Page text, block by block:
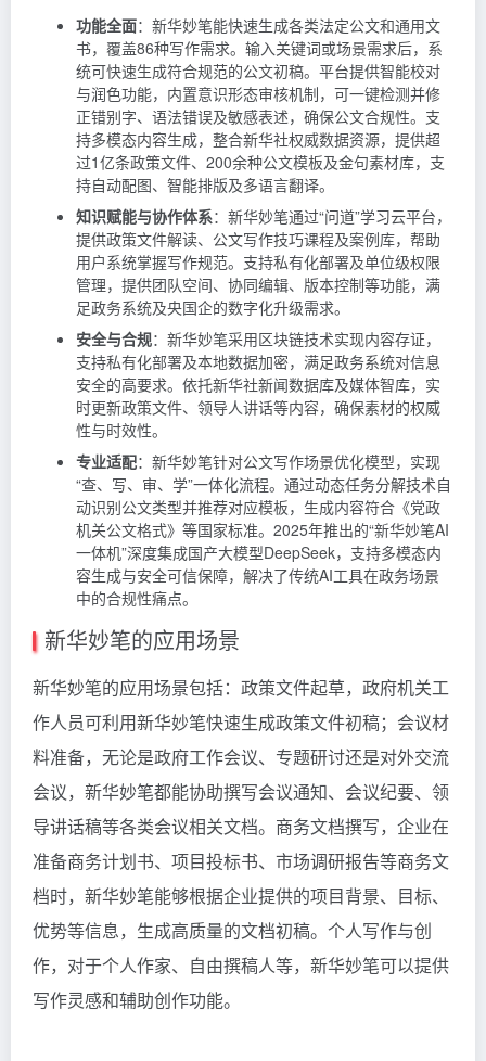
功能全面：新华妙笔能快速生成各类法定公文和通用文
书，覆盖86种写作需求。输入关键词或场景需求后，系
统可快速生成符合规范的公文初稿。平台提供智能校对
与润色功能，内置意识形态审核机制，可一键检测并修
正错别字、语法错误及敏感表述，确保公文合规性。支
持多模态内容生成，整合新华社权威数据资源，提供超
过1亿条政策文件、200余种公文模板及金句素材库，支
持自动配图、智能排版及多语言翻译。
知识赋能与协作体系：新华妙笔通过“问道”学习云平台，
提供政策文件解读、公文写作技巧课程及案例库，帮助
用户系统掌握写作规范。支持私有化部署及单位级权限
管理，提供团队空间、协同编辑、版本控制等功能，满
足政务系统及央国企的数字化升级需求。
安全与合规：新华妙笔采用区块链技术实现内容存证，
支持私有化部署及本地数据加密，满足政务系统对信息
安全的高要求。依托新华社新闻数据库及媒体智库，实
时更新政策文件、领导人讲话等内容，确保素材的权威
性与时效性。
专业适配：新华妙笔针对公文写作场景优化模型，实现
“查、写、审、学”一体化流程。通过动态任务分解技术自
动识别公文类型并推荐对应模板，生成内容符合《党政
机关公文格式》等国家标准。2025年推出的“新华妙笔AI
一体机”深度集成国产大模型DeepSeek，支持多模态内
容生成与安全可信保障，解决了传统AI工具在政务场景
中的合规性痛点。
新华妙笔的应用场景
新华妙笔的应用场景包括：政策文件起草，政府机关工
作人员可利用新华妙笔快速生成政策文件初稿；会议材
料准备，无论是政府工作会议、专题研讨还是对外交流
会议，新华妙笔都能协助撰写会议通知、会议纪要、领
导讲话稿等各类会议相关文档。商务文档撰写，企业在
准备商务计划书、项目投标书、市场调研报告等商务文
档时，新华妙笔能够根据企业提供的项目背景、目标、
优势等信息，生成高质量的文档初稿。个人写作与创
作，对于个人作家、自由撰稿人等，新华妙笔可以提供
写作灵感和辅助创作功能。